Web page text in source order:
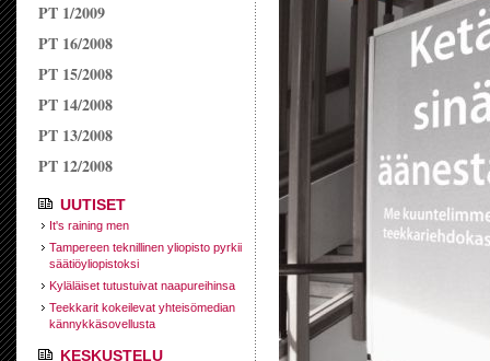
PT 1/2009
PT 16/2008
PT 15/2008
PT 14/2008
PT 13/2008
PT 12/2008
UUTISET
It's raining men
Tampereen teknillinen yliopisto pyrkii
säätiöyliopistoksi
Kyläläiset tutustuivat naapureihinsa
Teekkarit kokeilevat yhteisömedian
kännykkäsovellusta
KESKUSTELU